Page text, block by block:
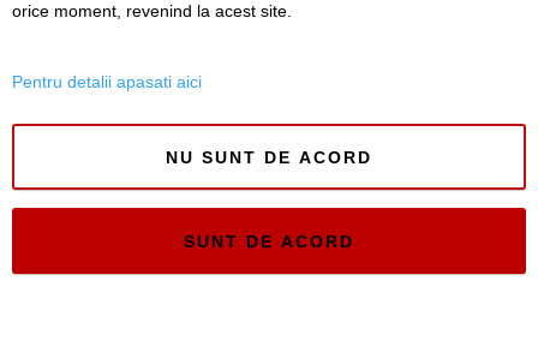
orice moment, revenind la acest site.
Pentru detalii apasati aici
NU SUNT DE ACORD
SUNT DE ACORD